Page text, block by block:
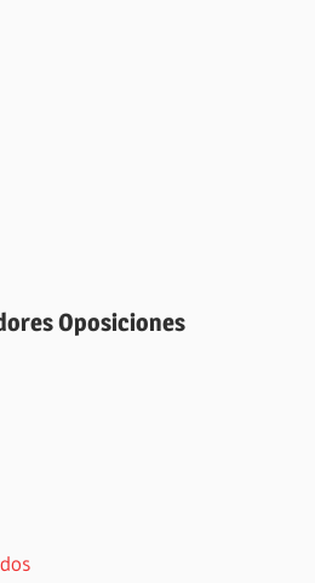
Oposiciones